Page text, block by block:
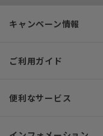
キャンペーン情報
ご利用ガイド
便利なサービス